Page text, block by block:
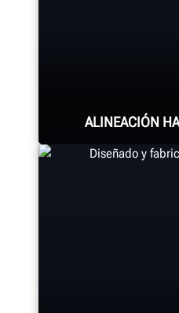
ALINEACIÓN